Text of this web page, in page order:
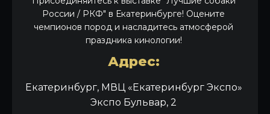
России / РКФ" в Екатеринбурге! Оцените
чемпионов пород и насладитесь атмосферой
праздника кинологии!
Адрес:
Екатеринбург, МВЦ «Екатеринбург Экспо»
Экспо Бульвар, 2